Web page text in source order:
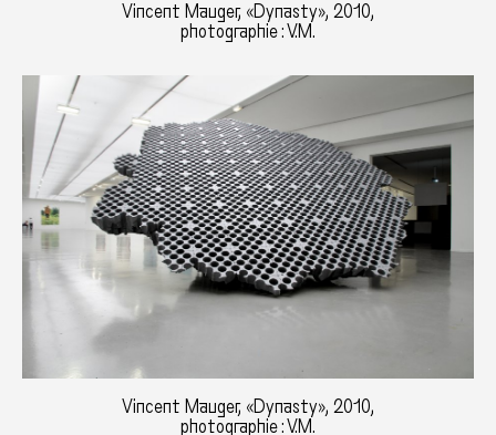
Vincent Mauger, «Dynasty», 2010,
photographie : V.M.
Vincent Mauger, «Dynasty», 2010,
photographie : V.M.